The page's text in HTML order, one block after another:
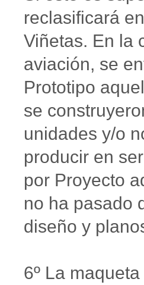
reclasificará
Viñetas. En la
aviación, se
Prototipo
se
unidades y/o
producir en
por Proyecto
no ha pasado
diseño y
6º La